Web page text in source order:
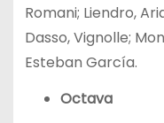
Romani; Liendro,
Dasso, Vignolle;
Esteban García.
Octava